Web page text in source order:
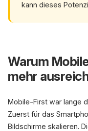
kann dieses
Warum
mehr
Mobile-First war lange
Zuerst für das
Bildschirme skalieren.